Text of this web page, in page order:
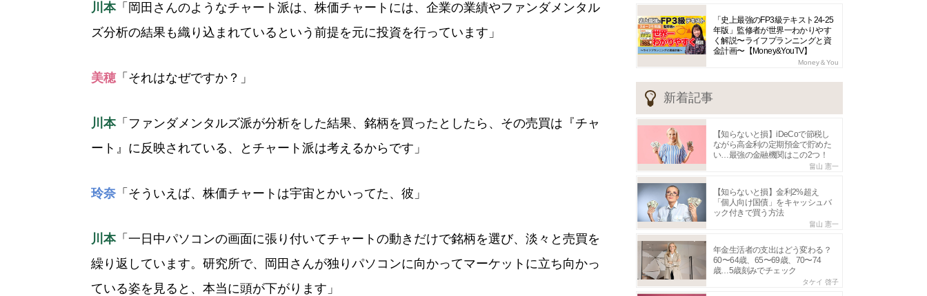
川本「岡田さんのようなチャート派は、株価チャートには、企業の業績やファンダメンタル
ズ分析の結果も織り込まれているという前提を元に投資を行っています」
美穂 「それはなぜですか？」
川本「ファンダメンタルズ派が分析をした結果、銘柄を買ったとしたら、その売買は『チャ
ート』に反映されている、とチャート派は考えるからです」
玲奈 「そういえば、株価チャートは宇宙とかいってた、彼」
川本「一日中パソコンの画面に張り付いてチャートの動きだけで銘柄を選び、淡々と売買を
繰り返しています。研究所で、岡田さんが独りパソコンに向かってマーケットに立ち向かっ
ている姿を見ると、本当に頭が下がります」
「史上最強のFP3級テキスト24-25
年版」監修者が世界一わかりやす
く解説〜ライフプランニングと資
金計画〜【Money&YouTV】
Money＆You
新着記事
【知らないと損】iDeCoで節税し
ながら高金利の定期預金で貯めた
い…最強の金融機関はこの2つ！
畠山 憲一
【知らないと損】金利2%超え
「個人向け国債」をキャッシュバ
ック付きで買う方法
畠山 憲一
年金生活者の支出はどう変わる？
60〜64歳、65〜69歳、70〜74
歳…5歳刻みでチェック
タケイ 啓子